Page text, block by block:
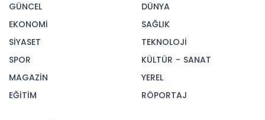
GÜNCEL
EKONOMİ
SİYASET
SPOR
MAGAZİN
EĞİTİM
DÜNYA
SAĞLIK
TEKNOLOJİ
KÜLTÜR - SANAT
YEREL
RÖPORTAJ